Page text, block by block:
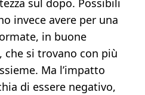
sul dopo. Possibili
invece avere per una
in buone
che si trovano con più
Ma l’impatto
di essere negativo,